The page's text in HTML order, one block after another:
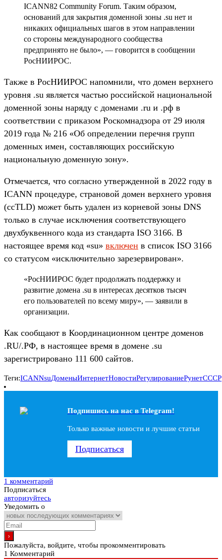
ICANN82 Community Forum. Таким образом,
оснований для закрытия доменной зоны .su нет и
никаких официальных шагов в этом направлении
со стороны международного сообщества
предпринято не было», — говорится в сообщении
РосНИИРОС.
Также в РосНИИРОС напомнили, что домен верхнего
уровня .su является частью российской национальной
доменной зоны наряду с доменами .ru и .рф в
соответствии с приказом Роскомнадзора от 29 июля
2019 года № 216 «Об определении перечня групп
доменных имен, составляющих российскую
национальную доменную зону».
Отмечается, что согласно утвержденной в 2022 году в
ICANN процедуре, страновой домен верхнего уровня
(ccTLD) может быть удален из корневой зоны DNS
только в случае исключения соответствующего
двухбуквенного кода из стандарта ISO 3166. В
настоящее время код «su» включен в список ISO 3166
со статусом «исключительно зарезервирован».
«РосНИИРОС будет продолжать поддержку и
развитие домена .su в интересах десятков тысяч
его пользователей по всему миру», — заявили в
организации.
Как сообщают в Координационном центре доменов
.RU/.РФ, в настоящее время в домене .su
зарегистрировано 111 600 сайтов.
Теги:ICANNsuДоменыИнтернетНовостиРегулированиеРунетСССР
Подпишись на наc в Telegram!
Только важные новости и лучшие статьи
Подписаться
1 комментарий
Подписаться
авторизуйтесь
Уведомить о
Пожалуйста, войдите, чтобы прокомментировать
1 Комментарий